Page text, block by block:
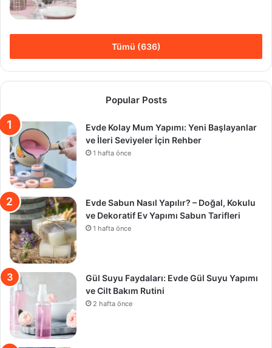
Tümü (636)
Popular Posts
Evde Kolay Mum Yapımı: Yeni Başlayanlar
ve İleri Seviyeler İçin Rehber
1 hafta önce
Evde Sabun Nasıl Yapılır? – Doğal, Kokulu
ve Dekoratif Ev Yapımı Sabun Tarifleri
1 hafta önce
Gül Suyu Faydaları: Evde Gül Suyu Yapımı
ve Cilt Bakım Rutini
2 hafta önce